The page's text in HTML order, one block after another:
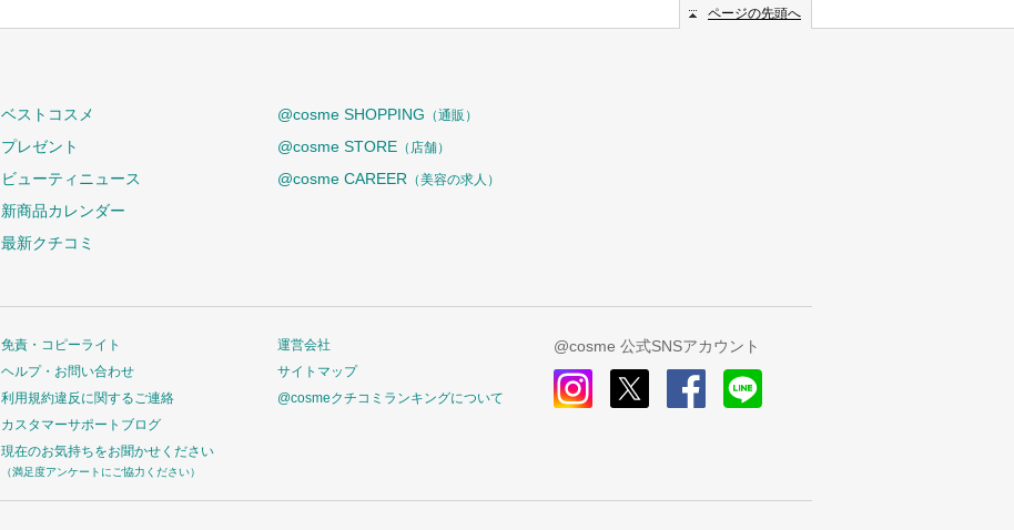
ページの先頭へ
ベストコスメ
プレゼント
ビューティニュース
新商品カレンダー
最新クチコミ
@cosme SHOPPING （通販）
@cosme STORE （店舗）
@cosme CAREER （美容の求人）
免責・コピーライト
ヘルプ・お問い合わせ
利用規約違反に関するご連絡
カスタマーサポートブログ
現在のお気持ちをお聞かせください
（満足度アンケートにご協力ください）
運営会社
サイトマップ
@cosmeクチコミランキングについて
@cosme 公式SNSアカウント